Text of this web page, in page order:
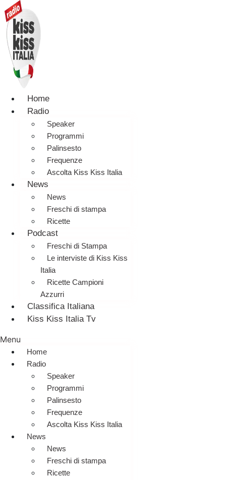
Home
Radio
Speaker
Programmi
Palinsesto
Frequenze
Ascolta Kiss Kiss Italia
News
News
Freschi di stampa
Ricette
Podcast
Freschi di Stampa
Le interviste di Kiss Kiss
Italia
Ricette Campioni
Azzurri
Classifica Italiana
Kiss Kiss Italia Tv
Menu
Home
Radio
Speaker
Programmi
Palinsesto
Frequenze
Ascolta Kiss Kiss Italia
News
News
Freschi di stampa
Ricette